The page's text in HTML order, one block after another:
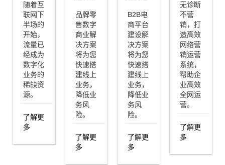
AI违禁词
检测
检测后生成单域名
整站违禁词报告
详情
随着互
联网下
半场的
开始，
流量已
经成为
数字化
业务的
稀缺资
源。
了解更
多
品牌零
售数字
商业解
决方案
将为您
快速搭
建线上
业务，
降低业
务风
险。
了解更
多
B2B电
商平台
建设解
决方案
将为您
快速搭
建线上
业务，
降低业
务风
险。
了解更
多
无诊断
不营
销，打
造高效
网络营
销运营
系统，
帮助企
业高效
全网运
营。
了解更
多